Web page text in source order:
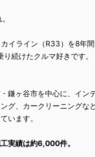
イライン（R33）を8年
続けたクルマ好きです。
鎌ヶ谷市を中心に、イン
グ、カークリーニングな
います。
実績は約6,000件。